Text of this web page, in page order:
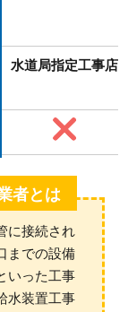
水道局指定工事店
者とは
に接続され
までの設備
いった工事
水装置工事